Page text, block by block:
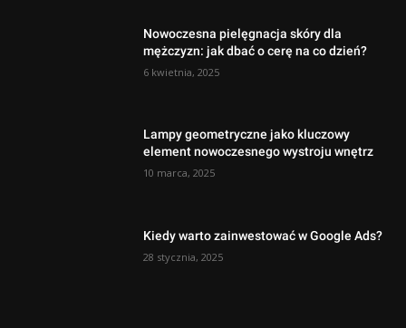
Nowoczesna pielęgnacja skóry dla
mężczyzn: jak dbać o cerę na co dzień?
6 kwietnia, 2025
Lampy geometryczne jako kluczowy
element nowoczesnego wystroju wnętrz
10 marca, 2025
Kiedy warto zainwestować w Google Ads?
28 stycznia, 2025